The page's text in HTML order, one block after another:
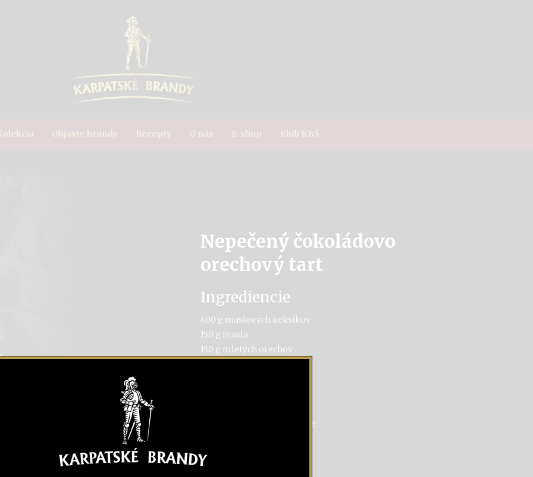
Objavte brandy Recepty O nás E-shop Klub KBŠ
Nepečený čokoládovo
orechový tart
Ingrediencie
400 g maslových keksíkov
150 g masla
150 g mletých orechov
230 ml smotany na šľahanie
Postup